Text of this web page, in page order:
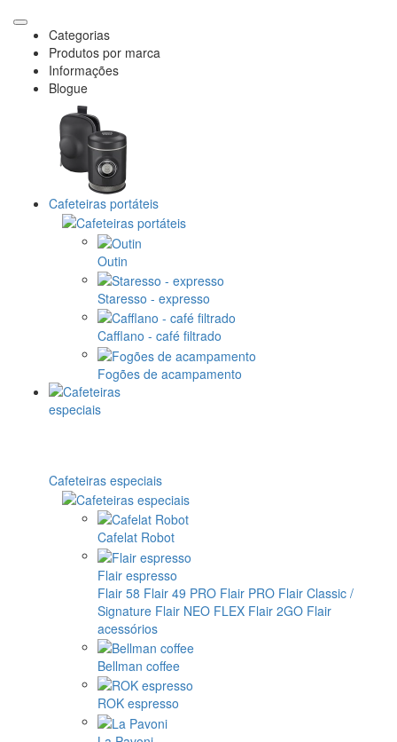
Categorias
Produtos por marca
Informações
Blogue
Cafeteiras portáteis
Outin
Staresso - expresso
Cafflano - café filtrado
Fogões de acampamento
Cafeteiras especiais
Cafelat Robot
Flair espresso
Flair 58 Flair 49 PRO Flair PRO Flair Classic /
Signature Flair NEO FLEX Flair 2GO Flair
acessórios
Bellman coffee
ROK espresso